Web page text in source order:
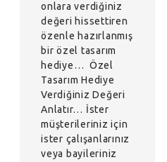
onlara verdiğiniz
değeri hissettiren
özenle hazırlanmış
bir özel tasarım
hediye… Özel
Tasarım Hediye
Verdiğiniz Değeri
Anlatır… İster
müşterileriniz için
ister çalışanlarınız
veya bayileriniz